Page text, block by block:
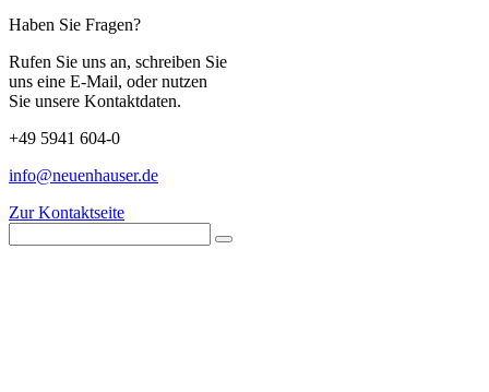
Haben Sie Fragen?
Rufen Sie uns an, schreiben Sie
uns eine E-Mail, oder nutzen
Sie unsere Kontaktdaten.
+49 5941 604-0
info@neuenhauser.de
Zur Kontaktseite